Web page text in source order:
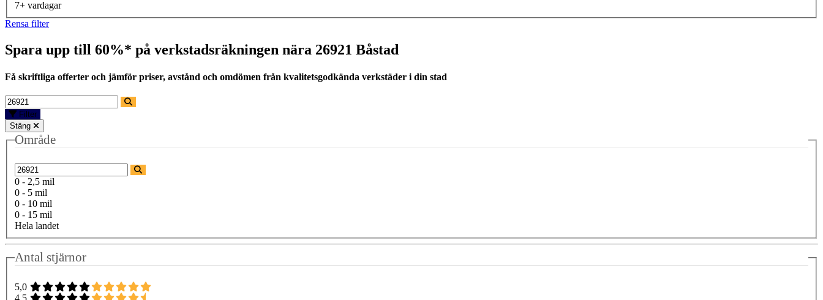
7+ vardagar
Rensa filter
Spara upp till 60%* på verkstadsräkningen nära 26921 Båstad
Få skriftliga offerter och jämför priser, avstånd och omdömen från kvalitetsgodkända verkstäder i din stad
Filter
Stäng
Område
0 - 2,5 mil
0 - 5 mil
0 - 10 mil
0 - 15 mil
Hela landet
Antal stjärnor
5,0
4,5